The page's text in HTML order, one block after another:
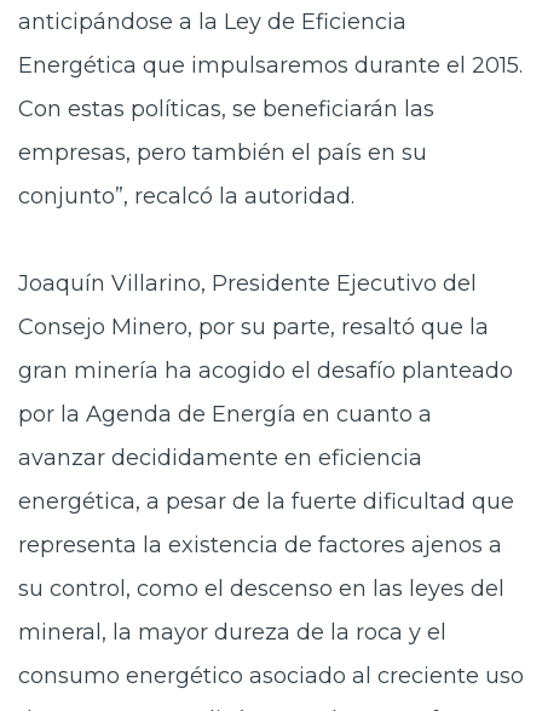
anticipándose a la Ley de Eficiencia
Energética que impulsaremos durante el 2015.
Con estas políticas, se beneficiarán las
empresas, pero también el país en su
conjunto”, recalcó la autoridad.
Joaquín Villarino, Presidente Ejecutivo del
Consejo Minero, por su parte, resaltó que la
gran minería ha acogido el desafío planteado
por la Agenda de Energía en cuanto a
avanzar decididamente en eficiencia
energética, a pesar de la fuerte dificultad que
representa la existencia de factores ajenos a
su control, como el descenso en las leyes del
mineral, la mayor dureza de la roca y el
consumo energético asociado al creciente uso